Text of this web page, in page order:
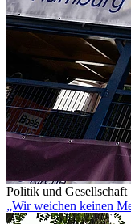
Politik und Gesellschaft
„Wir weichen keinen